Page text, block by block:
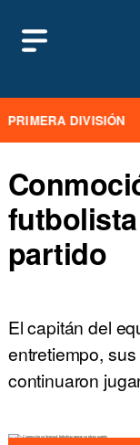
PRIMERA DIVISIÓN
partido
El capitán del
entretiempo,
continuaron